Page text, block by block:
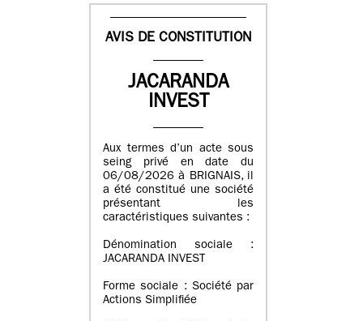
AVIS DE CONSTITUTION
JACARANDA
INVEST
Aux termes d’un acte sous
seing privé en date du
06/08/2026 à BRIGNAIS, il
a été constitué une société
présentant les
caractéristiques suivantes :
Dénomination sociale :
JACARANDA INVEST
Forme sociale : Société par
Actions Simplifiée